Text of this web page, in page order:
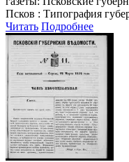
Псков : Типография
Читать Подробнее